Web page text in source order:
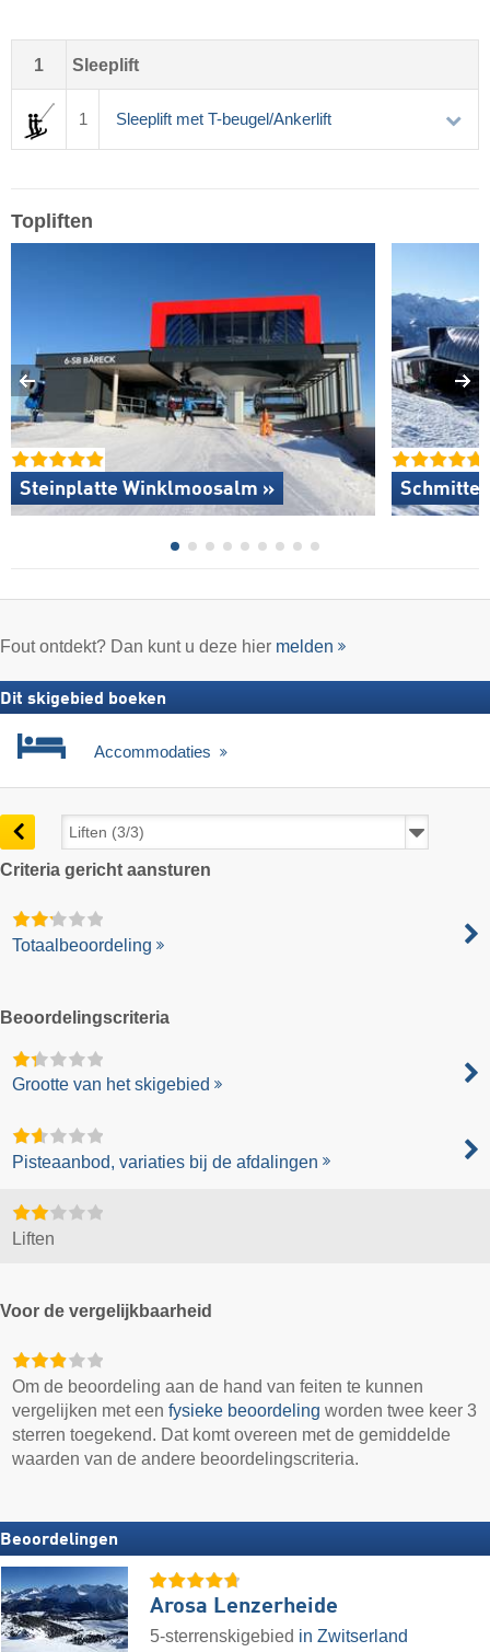
1 Sleeplift
1 Sleeplift met T-beugel/Ankerlift
Topliften
Steinplatte Winklmoosalm »
Fout ontdekt? Dan kunt u deze hier melden
Dit skigebied boeken
Accommodaties
Criteria gericht aansturen
Totaalbeoordeling
Beoordelingscriteria
Grootte van het skigebied
Pisteaanbod, variaties bij de afdalingen
Liften
Voor de vergelijkbaarheid
Om de beoordeling aan de hand van feiten te kunnen
vergelijken met eenfysieke beoordeling worden twee keer 3
sterren toegekend. Dat komt overeen met de gemiddelde
waarden van de andere beoordelingscriteria.
Beoordelingen
Arosa Lenzerheide
5-sterrenskigebied in Zwitserland